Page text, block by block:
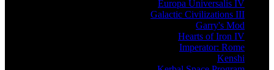
Europa Universalis IV
Galactic Civilizations III
Garry's Mod
Hearts of Iron IV
Imperator: Rome
Kenshi